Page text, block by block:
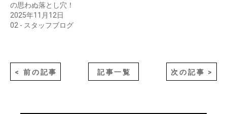
の思わぬ落とし穴！
2025年11月12日
02 - スタッフブログ
< 前の記事 記事一覧 次の記事 >